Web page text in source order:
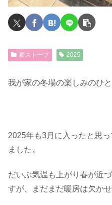
薪ストーブ 2025
我が家の冬場の楽しみのひと
2025年も3月に入ったと思
ました。
だいぶ気温も上がり春が近
すが、まだまだ暖房は欠かせ